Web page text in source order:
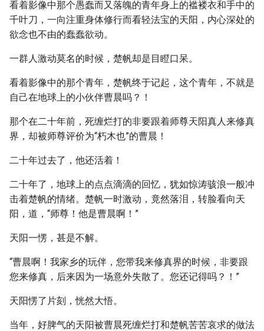
看着影像中那个愚蠢而又落魄的青年身上的褴褛衣和手中的
千叶刀，一向注重身体修行而看轻法宝的天阳，内心深处的
欲念也不由的蠢蠢欲动。
一群人激动莫名的时候，楚帆却是目瞪口呆。
看着影像中的那个青年，楚帆终于记起，这个青年，不就是
自己在地球上的小伙伴曹晨吗？！
那个在二十年前，死缠烂打的非要跟着师尊天阳真人来修真
界，却被师尊评价为“朽木也”的曹晨！
二十年过去了，他还活着！
二十年了，地球上的点点滴滴的回忆，犹如惊涛骇浪一般冲
击着楚帆的情绪。楚帆一时激动，竟然落泪，转脸看向天
阳，道，“师尊！他是曹晨啊！”
天阳一愣，甚是不解。
“曹晨啊！我家乡的玩伴，您带我来修真界的时候，非要跟
您来修真，后来因为一场意外失散了。您还记得吗？！”
天阳愣了片刻，恍然大悟。
当年，好脾气的天阳被曹晨死缠烂打和楚帆苦苦哀求的做法